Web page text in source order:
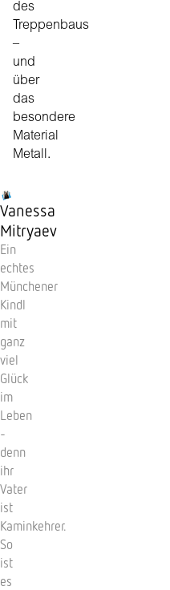
des
Treppenbaus
–
und
über
das
besondere
Material
Metall.
Vanessa
Mitryaev
Ein
echtes
Münchener
Kindl
mit
ganz
viel
Glück
im
Leben
-
denn
ihr
Vater
ist
Kaminkehrer.
So
ist
es